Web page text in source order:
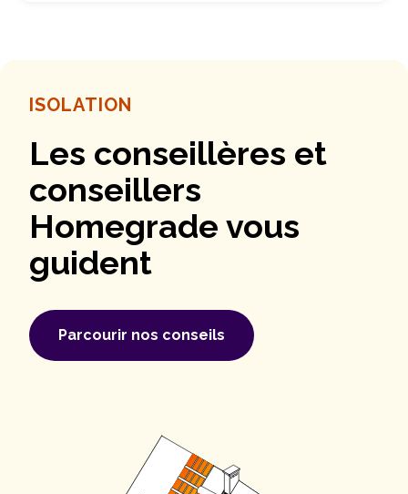
ISOLATION
Les conseillères et
conseillers
Homegrade vous
guident
Parcourir nos conseils